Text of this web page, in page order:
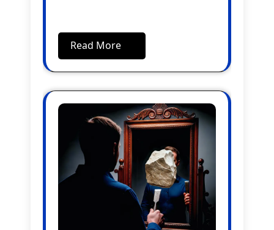
Read More